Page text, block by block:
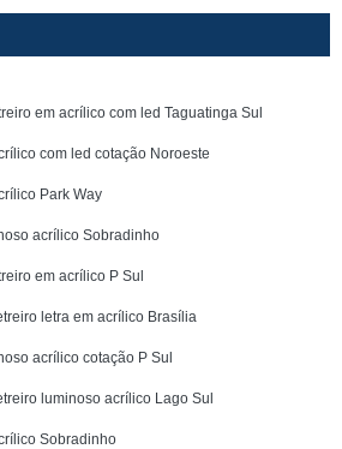
em acrílico com led Taguatinga Sul
com led cotação Noroeste
Park Way
acrílico Sobradinho
em acrílico P Sul
letra em acrílico Brasília
acrílico cotação P Sul
luminoso acrílico Lago Sul
Sobradinho